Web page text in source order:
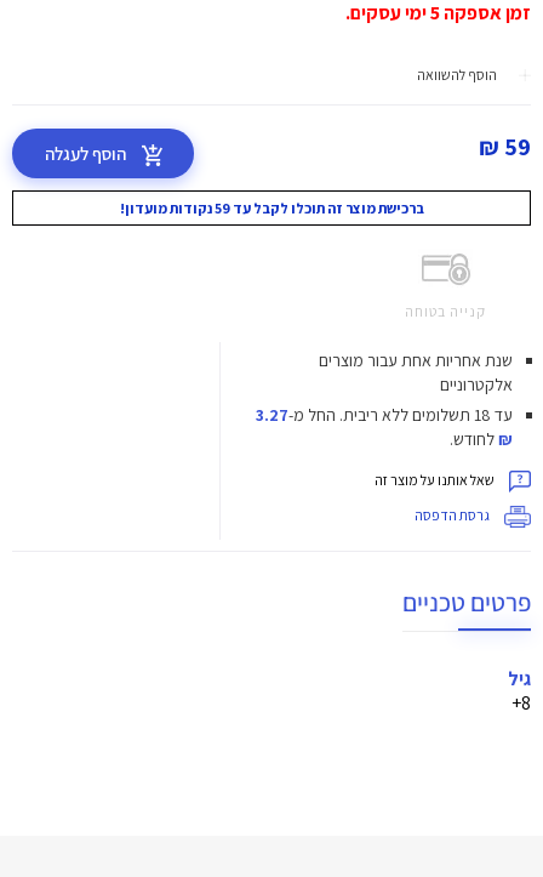
זמן אספקה 5 ימי עסקים.
הוסף להשוואה
59 ₪ הוסף לעגלה
ברכישת מוצר זה תוכלו לקבל עד 59 נקודות מועדון!
קנייה בטוחה
שנת אחריות אחת עבור מוצרים
אלקטרוניים
עד 18 תשלומים ללא ריבית.
החל מ-3.27
₪לחודש.
שאל אותנו על מוצר זה
גרסת הדפסה
פרטים טכניים
גיל
8+